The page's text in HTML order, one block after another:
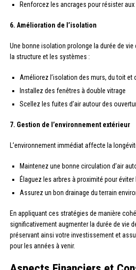
Renforcez les ancrages pour résister
6. Amélioration de l’isolation
Une bonne isolation prolonge la durée de
la structure et les systèmes :
Améliorez l’isolation des murs, du toit et
Installez des fenêtres à double vitrage
Scellez les fuites d’air autour des
7. Gestion de l’environnement extérieur
L’environnement immédiat affecte la
Maintenez une bonne circulation d’air
Élaguez les arbres à proximité pour
Assurez un bon drainage du terrain
En appliquant ces stratégies de manière
significativement augmenter la durée de vie
préservant ainsi votre investissement et
pour les années à venir.